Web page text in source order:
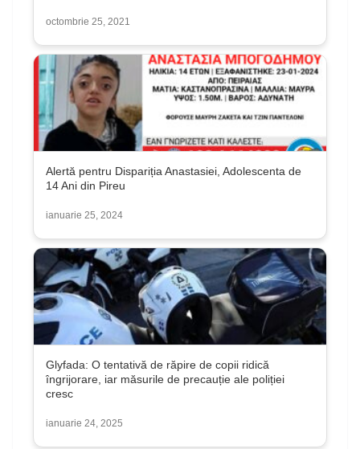
octombrie 25, 2021
Alertă pentru Dispariția Anastasiei, Adolescenta de
14 Ani din Pireu
ianuarie 25, 2024
Glyfada: O tentativă de răpire de copii ridică
îngrijorare, iar măsurile de precauție ale poliției
cresc
ianuarie 24, 2025